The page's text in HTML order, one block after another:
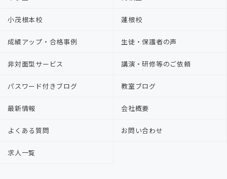
小茂根本校 蓮根校
成績アップ・合格事例 生徒・保護者の声
非対面型サービス 講演・研修等のご依頼
パスワード付きブログ 教室ブログ
最新情報 会社概要
よくある質問 お問い合わせ
求人一覧